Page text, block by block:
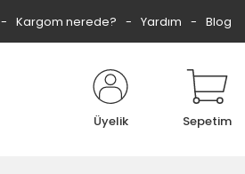
Kargom nerede? Yardım Blog
Üyelik Sepetim